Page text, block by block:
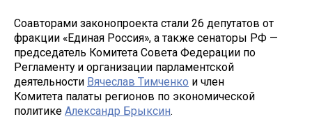
Соавторами законопроекта стали 26 депутатов от
фракции «Единая Россия», а также сенаторы РФ —
председатель Комитета Совета Федерации по
Регламенту и организации парламентской
деятельности Вячеслав Тимченко и член
Комитета палаты регионов по экономической
политике Александр Брыксин.